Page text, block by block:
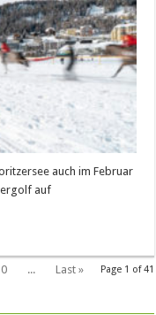
auch im Februar
auf
Page 1 of 41
... Last »